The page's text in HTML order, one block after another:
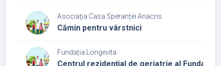
Asociaţia Casa Speranței Anacris
Cămin pentru vârstnici
Fundația Longevita
Centrul rezidențial de geriatrie al Fundației